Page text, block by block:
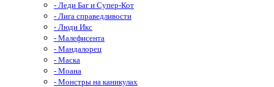
- Леди Баг и Супер-Кот
- Лига справедливости
- Люди Икс
- Малефисента
- Мандалорец
- Маска
- Моана
- Монстры на каникулах